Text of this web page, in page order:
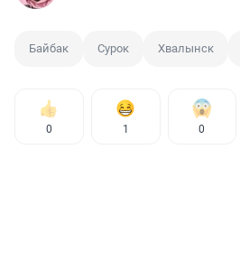
Байбак Сурок Хвалынск
0 1 0